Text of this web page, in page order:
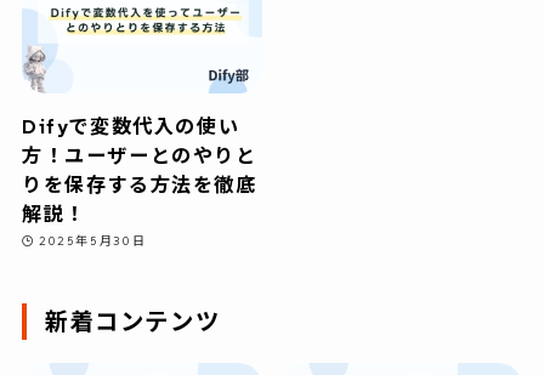
Difyで変数代入の使い
方！ユーザーとのやりと
りを保存する方法を徹底
解説！
2025年5月30日
新着コンテンツ